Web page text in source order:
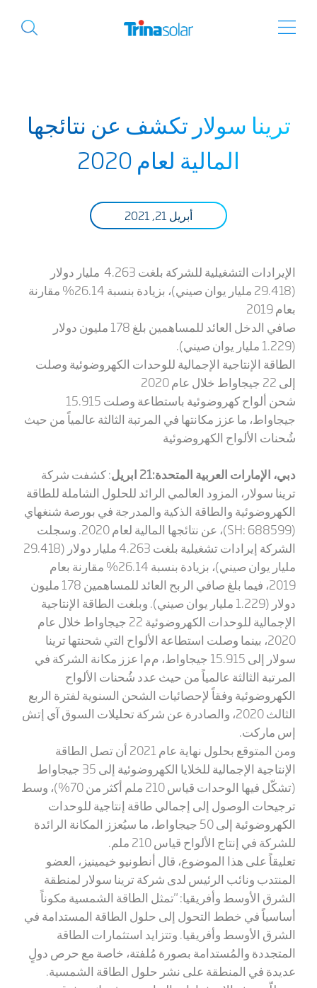
ترينا سولار تكشف عن نتائجها
المالية لعام 2020
أبريل 21, 2021
الإيرادات التشغيلية للشركة بلغت 4.263 مليار دولار
(29.418 مليار يوان صيني)، بزيادة بنسبة 26.14% مقارنة
بعام 2019
صافي الدخل العائد للمساهمين بلغ 178 مليون دولار
(1.229 مليار يوان صيني).
الطاقة الإنتاجية الإجمالية للوحدات الكهروضوئية وصلت
إلى 22 جيجاواط خلال عام 2020
شحن ألواح كهروضوئية باستطاعة وصلت 15.915
جيجاواط، ما عزز مكانتها في المرتبة الثالثة عالمياً من حيث
شُحنات الألواح الكهروضوئية
دبي، الإمارات العربية المتحدة:21 ابريل :كشفت شركة
ترينا سولار، المزود العالمي الرائد للحلول الشاملة للطاقة
الكهروضوئية والطاقة الذكية والمدرجة في بورصة شنغهاي
(
SH: 688599
)، عن نتائجها المالية لعام 2020. وسجلت
الشركة إيرادات تشغيلية بلغت 4.263 مليار دولار (29.418
مليار يوان صيني)، بزيادة بنسبة 26.14% مقارنة بعام
2019، فيما بلغ صافي الربح العائد للمساهمين
178 مليون
دولار (1.229 مليار يوان صيني). وبلغت الطاقة الإنتاجية
الإجمالية للوحدات الكهروضوئية 22 جيجاواط خلال عام
2020، بينما وصلت استطاعة الألواح التي شحنتها ترينا
سولار إلى 15.915 جيجاواط، م
ما عزز مكانة الشركة في
المرتبة الثالثة عالمياً من حيث عدد شُحنات الألواح
الكهروضوئية وفقاً لإحصائيات الشحن السنوية لفترة الربع
الثالث 2020، والصادرة عن شركة تحليلات السوق
آي إتش
إس ماركت.
ومن المتوقع بحلول نهاية عام 2021 أن تصل الطاقة
الإنتاجية الإجمالية للخلايا الكهروضوئية إلى 35 جيجاواط
(
تشكّل فيها الوحدات قياس 210 ملم أكثر من 70%)، وسط
ترجيحات الوصول إلى إجمالي طاقة إنتاجية للوحدات
الكهروضوئية إلى 50 جيجاواط، ما سيُعزز المكانة الرائدة
للشركة في إنتاج الألواح قياس 210 ملم.
تعليقاً على هذا الموضوع، قال أنطونيو خيمينيز، العضو
المنتدب ونائب الرئيس لدى شركة ترينا سولار لمنطقة
الشرق الأوسط وأفريقيا: "تمثل الطاقة الشمسية مكوناً
أساسياً في خطط التحول إلى حلول الطاقة المستدامة في
الشرق الأوسط وأفريقيا. وتتزايد استثمارات الطاقة
المتجددة والمُستدامة بصورة مُلفتة، خاصة مع حرص دولٍ
عديدة في المنطقة على نشر حلول الطاقة الشمسية.